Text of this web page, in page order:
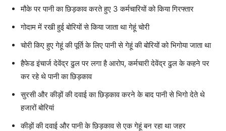
मौके पर पानी का छिड़काव करते हुए 3 कर्मचारियों को किया गिरफ्तार
गोदाम में रखी हुई बोरियों से किया जाता था गेहूं चोरी
चोरी किए हुए गेहूं की पूर्ति के लिए पानी से गेहूं की बोरियों को भिगोया जाता था
हैफेड इंचार्ज देवेंद्र ढुल पर लगा है आरोप, कर्मचारी देवेंद्र ढुल के कहने पर
कर रहे थे पानी का छिड़काव
सुरसी और कीड़ों की दवाई का छिड़काव करने के बाद पानी से भिगो देते थे
हजारों बोरियां
कीड़ों की दवाई और पानी के छिड़काव से एक गेहूं बन रहा था जहर